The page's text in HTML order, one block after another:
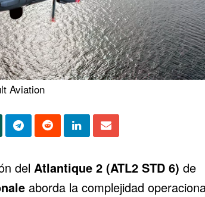
Aviation
del Atlantique 2 (ATL2 STD 6) de
aborda la complejidad